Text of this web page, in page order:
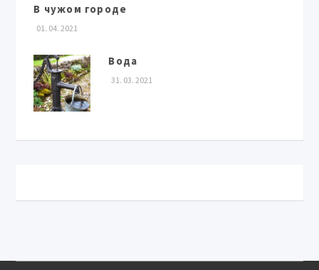
В чужом городе
01. 04. 2021
Вода
31. 03. 2021